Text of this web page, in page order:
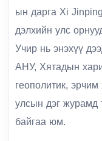
ын дарга Xi
дэлхийн улс
Учир нь энэхүү
АНУ, Хятадын
геополитик,
улсын дэг журамд
байгаа юм.